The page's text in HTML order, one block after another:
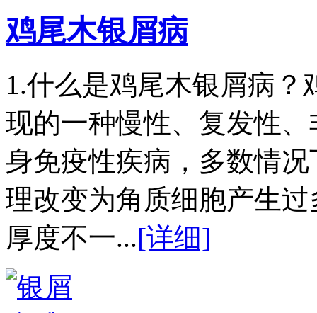
鸡尾木银屑病
1.什么是鸡尾木银屑病
现的一种慢性、复发性
身免疫性疾病，多数情
理改变为角质细胞产生
厚度不一...[详细]